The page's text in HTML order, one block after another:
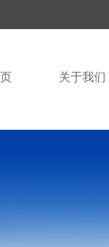
关于我们